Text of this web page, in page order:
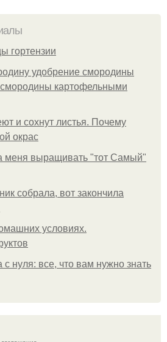
гортензии
удобрение смородины
картофельными
и сохнут листья. Почему
окрас
меня выращивать "тот Самый"
собрала, вот закончила
условиях.
с нуля: все, что вам нужно знать